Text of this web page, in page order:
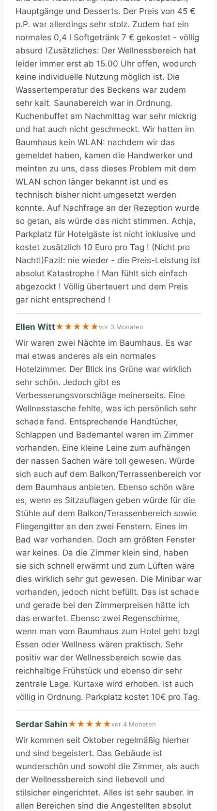
Hauptgänge und Desserts. Der Preis von 45 €
p.P. war allerdings sehr stolz. Zudem hat ein
normales 0,4 l Softgetränk 7 € gekostet - völlig
absurd !Zusätzliches: Der Wellnessbereich hat
leider immer erst ab 15.00 Uhr offen, wodurch
keine individuelle Nutzung möglich ist. Die
Wassertemperatur des Beckens war zudem
sehr kalt. Saunabereich war in Ordnung.
Kuchenbuffet am Nachmittag war sehr mickrig
und hat auch nicht geschmeckt. Wir hatten im
Baumhaus kein WLAN: nachdem wir das
gemeldet haben, kamen die Handwerker und
meinten zu uns, dass dieses Problem mit dem
WLAN schon länger bekannt ist und es
technisch bisher nicht umgesetzt werden
konnte. Auf Nachfrage an der Rezeption wurde
so getan, als würde das nicht stimmen. Achja,
Parkplatz für Hotelgäste ist nicht inklusive und
kostet zusätzlich 10 Euro pro Tag ! (Nicht pro
Nacht!)Fazit: nie wieder - die Preis-Leistung ist
absolut Katastrophe ! Man fühlt sich einfach
abgezockt ! Völlig überteuert und dem Preis
gar nicht entsprechend !
Ellen Witt★ ★ ★ ★ ★vor 3 Monaten
Wir waren zwei Nächte im Baumhaus. Es war
mal etwas anderes als ein normales
Hotelzimmer. Der Blick ins Grüne war wirklich
sehr schön. Jedoch gibt es
Verbesserungsvorschläge meinerseits. Eine
Wellnesstasche fehlte, was ich persönlich sehr
schade fand. Entsprechende Handtücher,
Schlappen und Bademantel waren im Zimmer
vorhanden. Eine kleine Leine zum aufhängen
der nassen Sachen wäre toll gewesen. Würde
sich auch auf dem Balkon/Terrassenbereich vor
dem Baumhaus anbieten. Ebenso schön wäre
es, wenn es Sitzauflagen geben würde für die
Stühle auf dem Balkon/Terassenbereich sowie
Fliegengitter an den zwei Fenstern. Eines im
Bad war vorhanden. Doch am größten Fenster
war keines. Da die Zimmer klein sind, haben
sie sich schnell erwärmt und zum Lüften wäre
dies wirklich sehr gut gewesen. Die Minibar war
vorhanden, jedoch nicht befüllt. Das ist schade
und gerade bei den Zimmerpreisen hätte ich
das erwartet. Ebenso zwei Regenschirme,
wenn man vom Baumhaus zum Hotel geht bzgl
Essen oder Wellness wären praktisch. Sehr
positiv war der Wellnessbereich sowie das
reichhaltige Frühstück und ebenso dir sehr
zentrale Lage. Kurtaxe wird erhoben. Ist auch
völlig in Ordnung. Parkplatz kostet 10€ pro Tag.
Serdar Sahin★ ★ ★ ★ ★vor 4 Monaten
Wir kommen seit Oktober regelmäßig hierher
und sind begeistert. Das Gebäude ist
wunderschön und sowohl die Zimmer, als auch
der Wellnessbereich sind liebevoll und
stilsicher eingerichtet. Alles ist sehr sauber. In
allen Bereichen sind die Angestellten absolut